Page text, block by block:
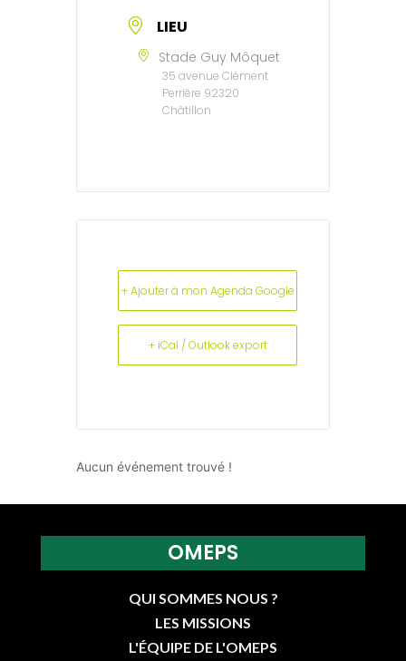
LIEU
Stade Guy Môquet
35 avenue Clément
Perrière 92320
Châtillon
+ Ajouter à mon Agenda Google
+ iCal / Outlook export
Aucun événement trouvé !
OMEPS
QUI SOMMES NOUS ?
LES MISSIONS
L'ÉQUIPE DE L'OMEPS